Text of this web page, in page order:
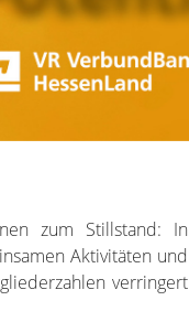
zum Stillstand: In
Aktivitäten und
verringert